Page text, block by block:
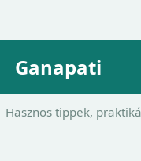
Ganapati
Hasznos tippek,